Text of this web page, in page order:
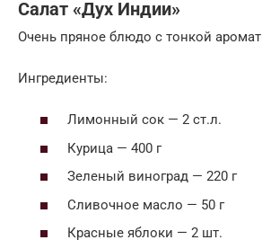
Салат «Дух Индии»
Очень пряное блюдо с тонкой
Ингредиенты:
Лимонный сок — 2 ст.л.
Курица — 400 г
Зеленый виноград — 220 г
Сливочное масло — 50 г
Красные яблоки — 2 шт.